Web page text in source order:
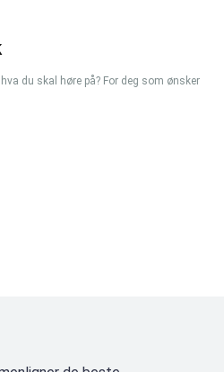
du skal høre på? For deg som ønsker